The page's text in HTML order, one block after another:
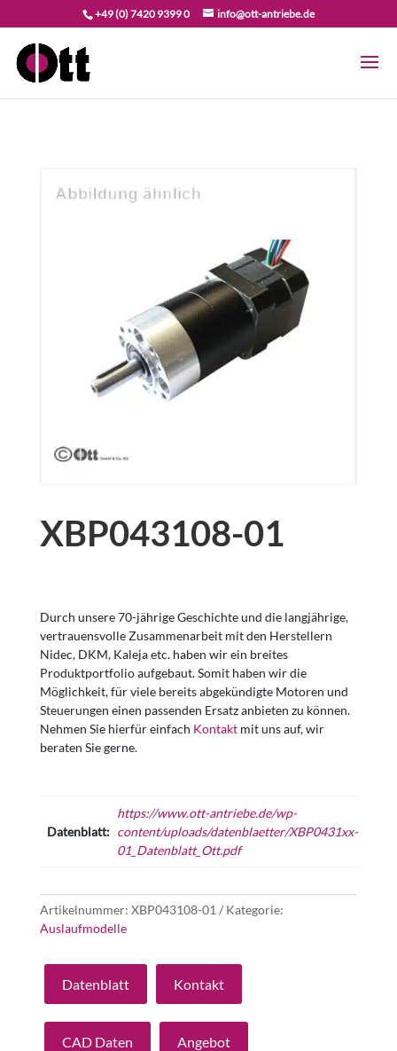
+49 (0) 7420 9399 0 info@ott-antriebe.de
XBP043108-01
Durch unsere 70-jährige Geschichte und die langjährige,
vertrauensvolle Zusammenarbeit mit den Herstellern
Nidec, DKM, Kaleja etc. haben wir ein breites
Produktportfolio aufgebaut. Somit haben wir die
Möglichkeit, für viele bereits abgekündigte Motoren und
Steuerungen einen passenden Ersatz anbieten zu können.
Nehmen Sie hierfür einfach Kontaktmit uns auf, wir
beraten Sie gerne.
Datenblatt:
https://www.ott-antriebe.de/wp-
content/uploads/datenblaetter/XBP0431xx-
01_Datenblatt_Ott.pdf
Artikelnummer: XBP043108-01
Kategorie:
Auslaufmodelle
Datenblatt Kontakt
CAD Daten Angebot